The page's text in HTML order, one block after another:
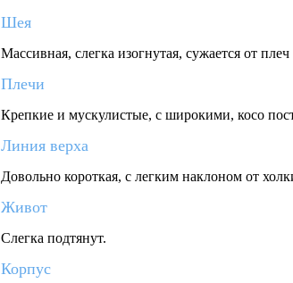
Шея
Массивная, слегка изогнутая, сужается от
Плечи
Крепкие и мускулистые, с широкими, косо
Линия верха
Довольно короткая, с легким наклоном от
Живот
Слегка подтянут.
Корпус